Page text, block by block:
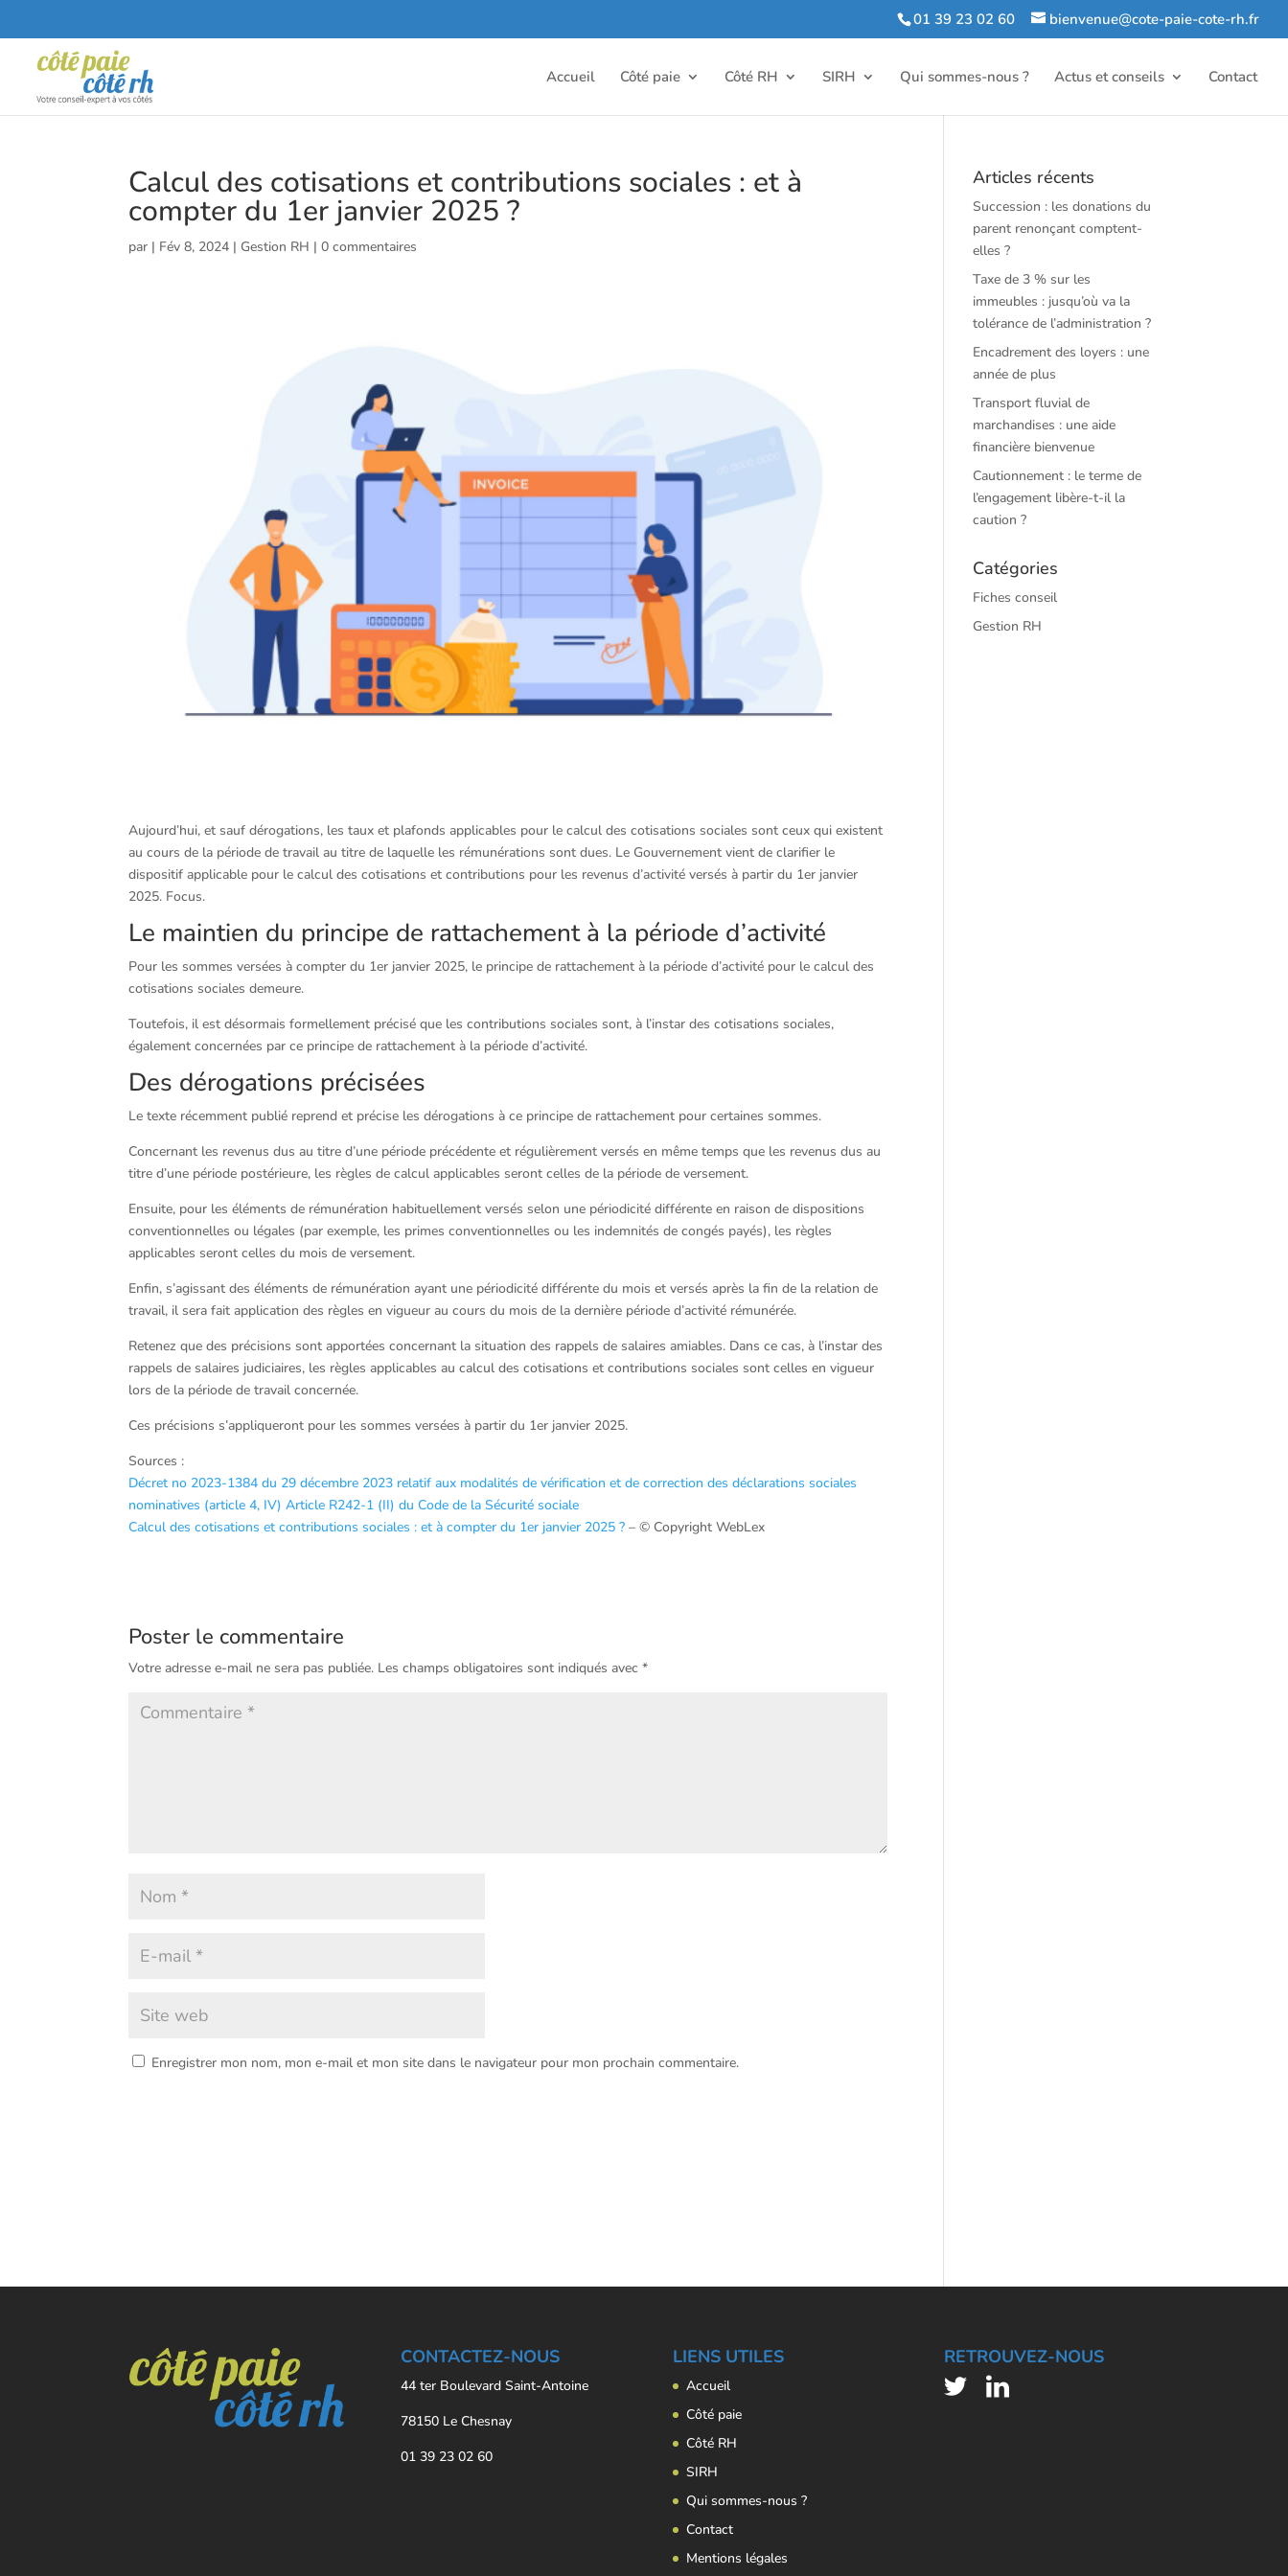
01 39 23 02 60 bienvenue@cote-paie-cote-rh.fr
Accueil Côté paie Côté RH SIRH Qui sommes-nous ? Actus et conseils Contact
Calcul des cotisations et contributions sociales : et à
compter du 1er janvier 2025 ?
par | Fév 8, 2024 | Gestion RH |0 commentaires
Aujourd’hui, et sauf dérogations, les taux et plafonds applicables pour le calcul des cotisations sociales sont ceux qui existent
au cours de la période de travail au titre de laquelle les rémunérations sont dues. Le Gouvernement vient de clarifier le
dispositif applicable pour le calcul des cotisations et contributions pour les revenus d’activité versés à partir du 1er janvier
2025. Focus.
Le maintien du principe de rattachement à la période d’activité
Pour les sommes versées à compter du 1er janvier 2025, le principe de rattachement à la période d’activité pour le calcul des
cotisations sociales demeure.
Toutefois, il est désormais formellement précisé que les contributions sociales sont, à l’instar des cotisations sociales,
également concernées par ce principe de rattachement à la période d’activité.
Des dérogations précisées
Le texte récemment publié reprend et précise les dérogations à ce principe de rattachement pour certaines sommes.
Concernant les revenus dus au titre d’une période précédente et régulièrement versés en même temps que les revenus dus au
titre d’une période postérieure, les règles de calcul applicables seront celles de la période de versement.
Ensuite, pour les éléments de rémunération habituellement versés selon une périodicité différente en raison de dispositions
conventionnelles ou légales (par exemple, les primes conventionnelles ou les indemnités de congés payés), les règles
applicables seront celles du mois de versement.
Enfin, s’agissant des éléments de rémunération ayant une périodicité différente du mois et versés après la fin de la relation de
travail, il sera fait application des règles en vigueur au cours du mois de la dernière période d’activité rémunérée.
Retenez que des précisions sont apportées concernant la situation des rappels de salaires amiables. Dans ce cas, à l’instar des
rappels de salaires judiciaires, les règles applicables au calcul des cotisations et contributions sociales sont celles en vigueur
lors de la période de travail concernée.
Ces précisions s’appliqueront pour les sommes versées à partir du 1er janvier 2025.
Sources :
Décret no 2023-1384 du 29 décembre 2023 relatif aux modalités de vérification et de correction des déclarations sociales
nominatives (article 4, IV) Article R242-1 (II) du Code de la Sécurité sociale
Calcul des cotisations et contributions sociales : et à compter du 1er janvier 2025 ? – © Copyright WebLex
Poster le commentaire
Votre adresse e-mail ne sera pas publiée. Les champs obligatoires sont indiqués avec*
Enregistrer mon nom, mon e-mail et mon site dans le navigateur pour mon prochain commentaire.
Articles récents
Succession : les donations du
parent renonçant comptent-
elles ?
Taxe de 3 % sur les
immeubles : jusqu’où va la
tolérance de l’administration ?
Encadrement des loyers : une
année de plus
Transport fluvial de
marchandises : une aide
financière bienvenue
Cautionnement : le terme de
l’engagement libère-t-il la
caution ?
Catégories
Fiches conseil
Gestion RH
CONTACTEZ-NOUS
44 ter Boulevard Saint-Antoine
78150 Le Chesnay
01 39 23 02 60
LIENS UTILES
Accueil
Côté paie
Côté RH
SIRH
Qui sommes-nous ?
Contact
Mentions légales
RETROUVEZ-NOUS